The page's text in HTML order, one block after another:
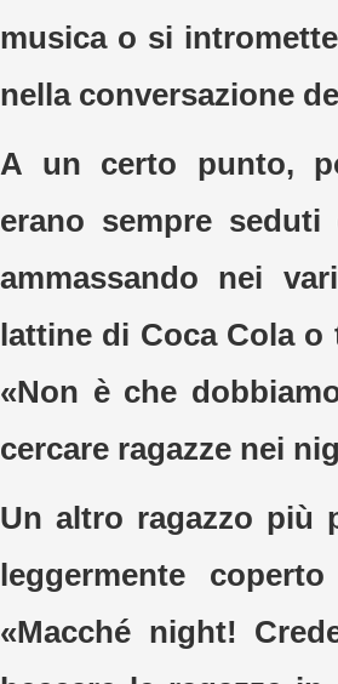
musica o si
nella conversazione
A un certo punto,
erano sempre
ammassando nei
lattine di Coca Cola
«Non è che
cercare ragazze nei
Un altro ragazzo più
leggermente
«Macché night!